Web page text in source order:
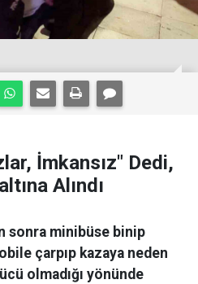
İmkansız" Dedi,
Alındı
sonra minibüse binip
çarpıp kazaya neden
olmadığı yönünde